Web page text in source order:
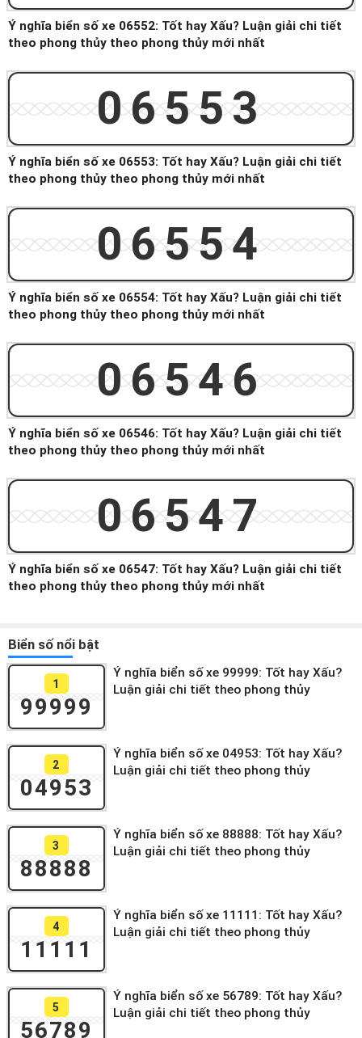
Ý nghĩa biển số xe 06552: Tốt hay Xấu? Luận giải chi tiết
theo phong thủy theo phong thủy mới nhất
06553
Ý nghĩa biển số xe 06553: Tốt hay Xấu? Luận giải chi tiết
theo phong thủy theo phong thủy mới nhất
06554
Ý nghĩa biển số xe 06554: Tốt hay Xấu? Luận giải chi tiết
theo phong thủy theo phong thủy mới nhất
06546
Ý nghĩa biển số xe 06546: Tốt hay Xấu? Luận giải chi tiết
theo phong thủy theo phong thủy mới nhất
06547
Ý nghĩa biển số xe 06547: Tốt hay Xấu? Luận giải chi tiết
theo phong thủy theo phong thủy mới nhất
Biển số nổi bật
1
99999
Ý nghĩa biển số xe 99999: Tốt hay Xấu?
Luận giải chi tiết theo phong thủy
2
04953
Ý nghĩa biển số xe 04953: Tốt hay Xấu?
Luận giải chi tiết theo phong thủy
3
88888
Ý nghĩa biển số xe 88888: Tốt hay Xấu?
Luận giải chi tiết theo phong thủy
4
11111
Ý nghĩa biển số xe 11111: Tốt hay Xấu?
Luận giải chi tiết theo phong thủy
5
56789
Ý nghĩa biển số xe 56789: Tốt hay Xấu?
Luận giải chi tiết theo phong thủy